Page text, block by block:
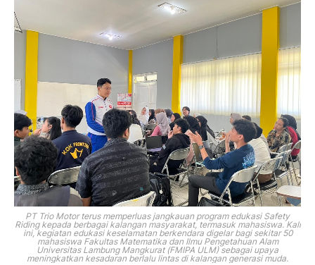
PT Trio Motor terus memperluas jangkauan program edukasi Safety
Riding kepada berbagai kalangan masyarakat, termasuk mahasiswa. Kali
ini, kegiatan edukasi keselamatan berkendara digelar bagi sekitar 50
mahasiswa Fakultas Matematika dan Ilmu Pengetahuan Alam
Universitas Lambung Mangkurat (FMIPA ULM) sebagai upaya
meningkatkan kesadaran berlalu lintas di kalangan generasi muda.